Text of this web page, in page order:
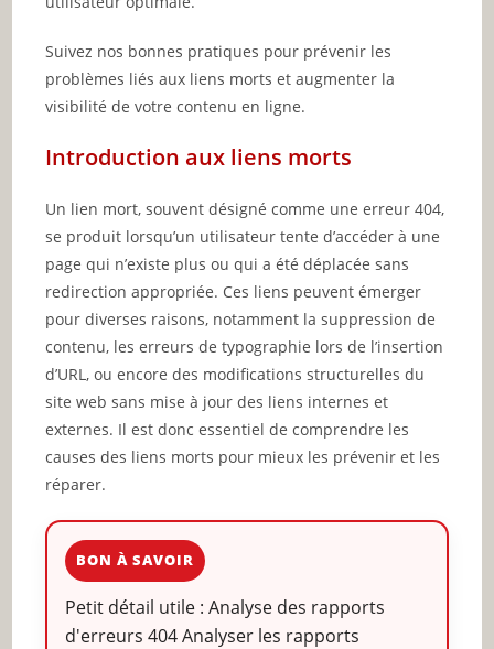
Suivez nos bonnes pratiques pour prévenir les
problèmes liés aux liens morts et augmenter la
visibilité de votre contenu en ligne.
Introduction aux liens morts
Un lien mort, souvent désigné comme une erreur 404,
se produit lorsqu’un utilisateur tente d’accéder à une
page qui n’existe plus ou qui a été déplacée sans
redirection appropriée. Ces liens peuvent émerger
pour diverses raisons, notamment la suppression de
contenu, les erreurs de typographie lors de l’insertion
d’URL, ou encore des modifications structurelles du
site web sans mise à jour des liens internes et
externes. Il est donc essentiel de comprendre les
causes des liens morts pour mieux les prévenir et les
réparer.
BON À SAVOIR
Petit détail utile : Analyse des rapports
d'erreurs 404 Analyser les rapports